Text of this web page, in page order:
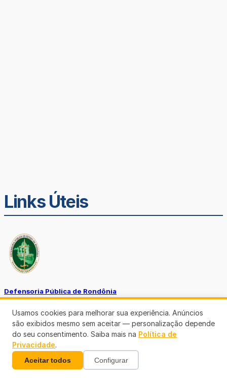
Links Úteis
Defensoria Pública de Rondônia
Ouvidoria TJ-RO
Usamos cookies para melhorar sua experiência. Anúncios
são exibidos mesmo sem aceitar — personalização depende
do seu consentimento. Saiba mais na Política de
Privacidade.
Aceitar todos Configurar